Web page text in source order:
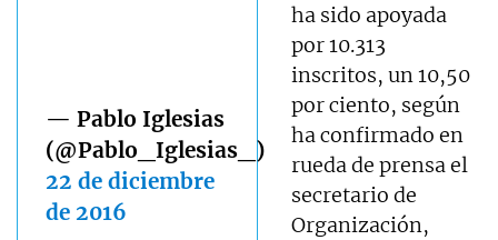
— Pablo Iglesias
(@Pablo_Iglesias_)
22 de diciembre
de 2016
ha sido apoyada
por 10.313
inscritos, un 10,50
por ciento, según
ha confirmado en
rueda de prensa el
secretario de
Organización,